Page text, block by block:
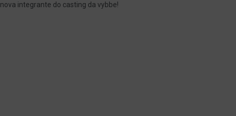
nova integrante do casting da vybbe!